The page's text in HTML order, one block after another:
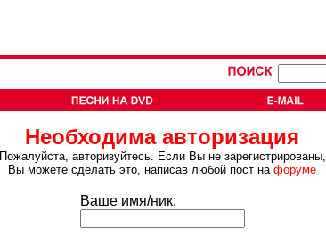
Необходима авторизация
Пожалуйста, авторизуйтесь. Если Вы не зарегистрированы,
Вы можете сделать это, написав любой пост на форуме
Ваше имя/ник: